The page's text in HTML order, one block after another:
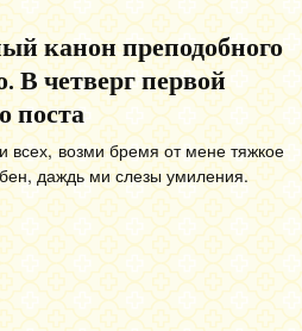
канон преподобного
В четверг первой
поста
всех, возми бремя от мене тяжкое
даждь ми слезы умиления.